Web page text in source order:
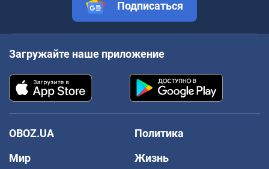
Подписаться
Загружайте наше приложение
OBOZ.UA
Политика
Мир
Жизнь